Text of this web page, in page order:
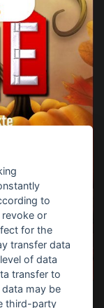
to
or
for the
transfer data
of data
transfer to
may be
third-party